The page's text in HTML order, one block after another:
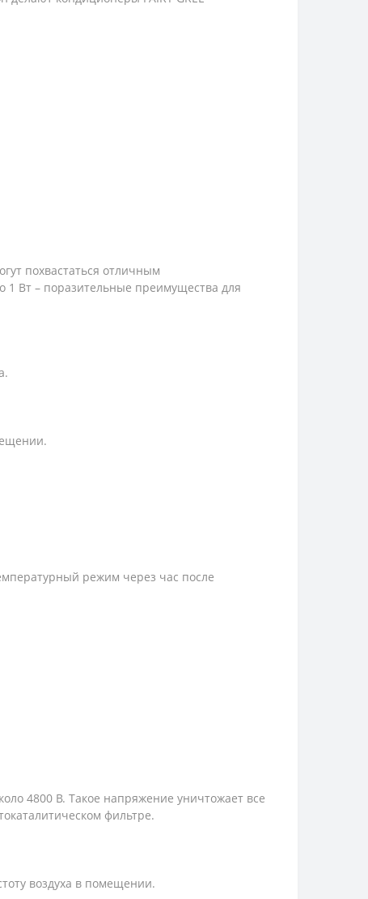
похвастаться отличным
1 Вт – поразительные преимущества для
режим через час после
4800 В. Такое напряжение уничтожает все
фильтре.
воздуха в помещении.